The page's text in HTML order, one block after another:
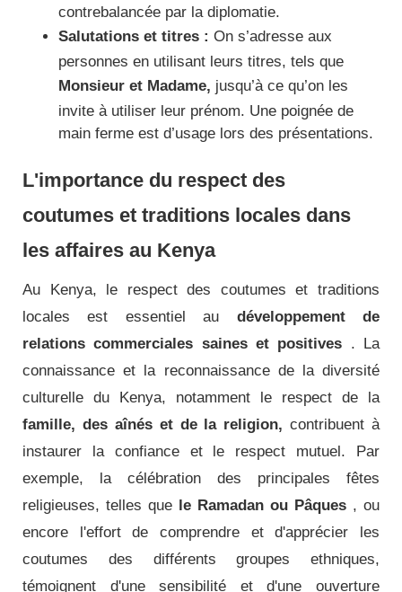
contrebalancée par la diplomatie.
Salutations et titres : On s’adresse aux
personnes en utilisant leurs titres, tels que
Monsieur et Madame, jusqu’à ce qu’on les
invite à utiliser leur prénom. Une poignée de
main ferme est d’usage lors des présentations.
L'importance du respect des
coutumes et traditions locales dans
les affaires au Kenya
Au Kenya, le respect des coutumes et traditions
locales est essentiel au développement de
relations commerciales saines et positives . La
connaissance et la reconnaissance de la diversité
culturelle du Kenya, notamment le respect de la
famille, des aînés et de la religion, contribuent à
instaurer la confiance et le respect mutuel. Par
exemple, la célébration des principales fêtes
religieuses, telles que
le Ramadan ou Pâques , ou
encore l'effort de comprendre et d'apprécier les
coutumes des différents groupes ethniques,
témoignent d'une sensibilité et d'une ouverture